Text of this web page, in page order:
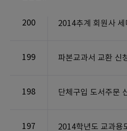
200 2014추계 회원사 세
199 파본교과서 교환 신
198 단체구입 도서주문
197 2014학년도 교과용